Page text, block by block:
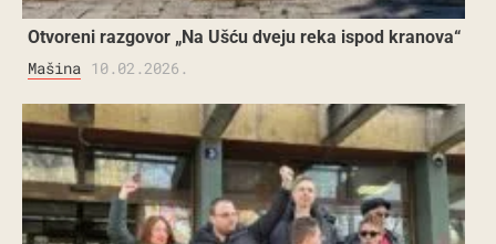
Otvoreni razgovor „Na Ušću dveju reka ispod kranova“
Mašina 10.02.2026.